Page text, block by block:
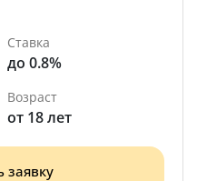
Ставка
до 0.8%
Возраст
от 18 лет
заявку